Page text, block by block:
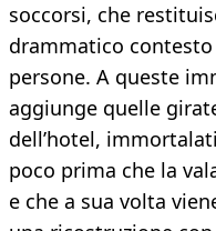
soccorsi, che
drammatico
persone. A queste
aggiunge quelle
dell’hotel,
poco prima che la
e che a sua volta